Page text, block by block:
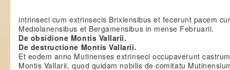
intrinseci cum extrinsecis Brixiensibus et fecerunt pacem
Mediolanensibus et Bergamensibus in mense Februarii.
De obsidione Montis Vallarii.
De destructione Montis Vallarii.
Et eodem anno Mutinenses extrinseci occupaverunt castrum
Montis Vallarii, quod quidam nobilis de comitatu